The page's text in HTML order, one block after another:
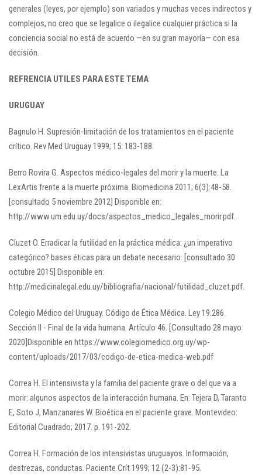
generales (leyes, por ejemplo) son variados y muchas veces indirectos y
complejos, no creo que se legalice o ilegalice cualquier práctica si la
conciencia social no está de acuerdo —en su gran mayoría— con esa
decisión.
REFRENCIA UTILES PARA ESTE TEMA
URUGUAY
Bagnulo H. Supresión-limitación de los tratamientos en el paciente
crítico. Rev Med Uruguay 1999; 15: 183-188.
Berro Rovira G. Aspectos médico-legales del morir y la muerte. La
LexArtis frente a la muerte próxima. Biomedicina 2011; 6(3):48-58.
[consultado 5 noviembre 2012] Disponible en:
http://www.um.edu.uy/docs/aspectos_medico_legales_morir.pdf.
Cluzet O. Erradicar la futilidad en la práctica médica: ¿un imperativo
categórico? bases éticas para un debate necesario. [consultado 30
octubre 2015] Disponible en:
http://medicinalegal.edu.uy/bibliografia/nacional/futilidad_cluzet.pdf.
Colegio Médico del Uruguay. Código de Ética Médica. Ley 19.286.
Sección II - Final de la vida humana. Artículo 46. [Consultado 28 mayo
2020]Disponible en https://www.colegiomedico.org.uy/wp-
content/uploads/2017/03/codigo-de-etica-medica-web.pdf
Correa H. El intensivista y la familia del paciente grave o del que va a
morir: algunos aspectos de la interacción humana. En: Tejera D, Taranto
E, Soto J, Manzanares W. Bioética en el paciente grave. Montevideo:
Editorial Cuadrado; 2017. p. 191-202.
Correa H. Formación de los intensivistas uruguayos. Información,
destrezas, conductas. Paciente Crít 1999; 12 (2-3):81-95.